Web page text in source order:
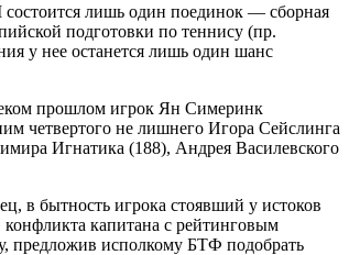
лишь один поединок — сборная
подготовки по теннису (пр.
у нее останется лишь один шанс
прошлом игрок Ян Симеринк
четвертого не лишнего Игора Сейслинга
Игнатика (188), Андрея Василевского
в бытность игрока стоявший у истоков
капитана с рейтинговым
предложив исполкому БТФ подобрать